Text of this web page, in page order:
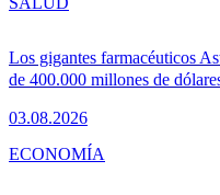
Los gigantes farmacéuticos
de 400.000 millones de
03.08.2026
ECONOMÍA